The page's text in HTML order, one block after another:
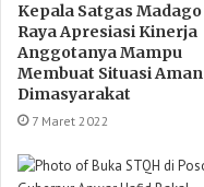
Kepala Satgas Madago
Raya Apresiasi Kinerja
Anggotanya Mampu
Membuat Situasi Aman
Dimasyarakat
7 Maret 2022